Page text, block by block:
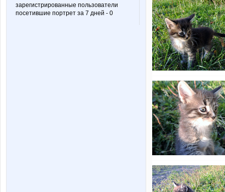
зарегистрированные пользователи
посетившие портрет за 7 дней - 0